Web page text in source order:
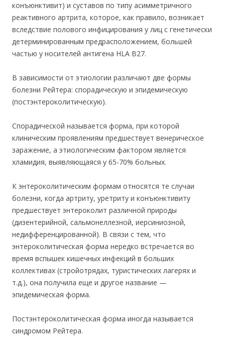
конъюнктивит) и суставов по типу асимметричного
реактивного артрита, которое, как правило, возникает
вследствие полового инфицирования у лиц с генетически
детерминированным предрасположением, большей
частью у носителей антигена HLA В27.
В зависимости от этиологии различают две формы
болезни Рейтера: спорадическую и эпидемическую
(постэнтероколитическую).
Спорадической называется форма, при которой
клиническим проявлениям предшествует венерическое
заражение, а этиологическим фактором является
хламидия, выявляющаяся у 65-70% больных.
К энтероколитическим формам относятся те случаи
болезни, когда артриту, уретриту и конъюнктивиту
предшествует энтероколит различной природы
(дизентерийной, сальмонеллезной, иерсиниозной,
недифференцированной). В связи с тем, что
энтероколитическая форма нередко встречается во
время вспышек кишечных инфекций в больших
коллективах (стройотрядах, туристических лагерях и
т.д.), она получила еще и другое название —
эпидемическая форма.
Постэнтероколитическая форма иногда называется
синдромом Рейтера.